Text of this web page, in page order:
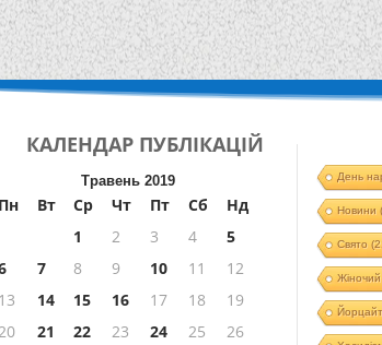
КАЛЕНДАР ПУБЛІКАЦІЙ
Травень 2019
Пн Вт Ср Чт Пт Сб
Нд
1
2 3 4
5
7 8 9 10 11
12
13
14 15 16 17 18
19
20
21 22 23 24 25 26
День
Новини
Свято
Жіночий
Йорцайт